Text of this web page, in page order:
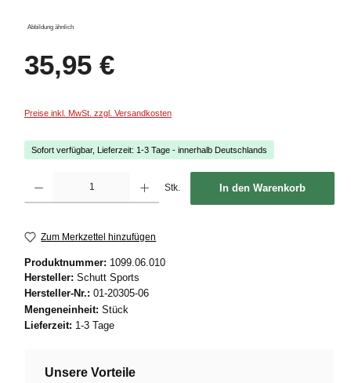
Abbildung ähnlich
35,95 €
Preise inkl. MwSt. zzgl. Versandkosten
Sofort verfügbar, Lieferzeit: 1-3 Tage - innerhalb Deutschlands
Stk. In den Warenkorb
Zum Merkzettel hinzufügen
Produktnummer: 1099.06.010
Hersteller: Schutt Sports
Hersteller-Nr.: 01-20305-06
Mengeneinheit: Stück
Lieferzeit: 1-3 Tage
Unsere Vorteile